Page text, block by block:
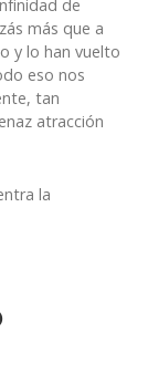
de
más que a
y lo han vuelto
eso nos
tan
atracción
la